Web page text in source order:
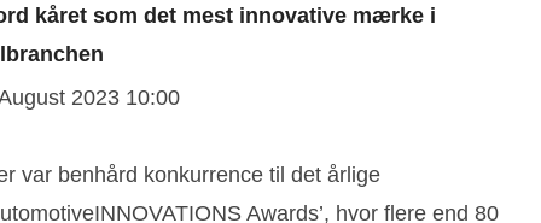
information about the company, its products and
kåret som det mest innovative mærke i
2023 10:00
var benhård konkurrence til det årlige
Awards’, hvor flere end 80